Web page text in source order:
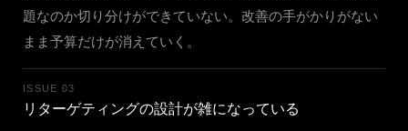
題なのか切り分けができていない。改善の手がかりがない
まま予算だけが消えていく。
ISSUE 03
リターゲティングの設計が雑になっている